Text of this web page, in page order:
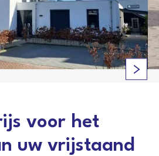
voor het
uw vrijstaand